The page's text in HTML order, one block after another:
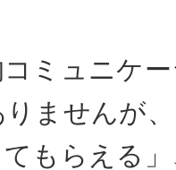
ミュニケ
ませんが
もらえる